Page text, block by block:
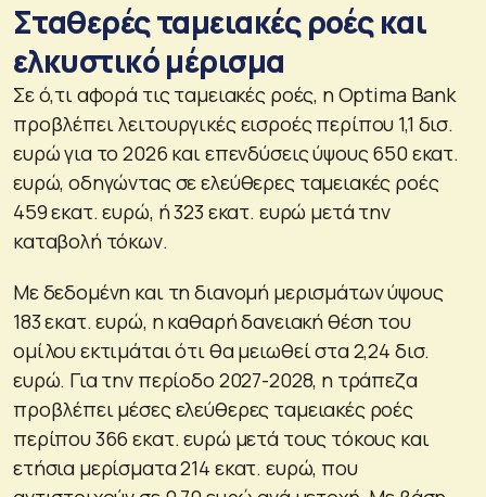
Σταθερές ταμειακές ροές και
ελκυστικό μέρισμα
Σε ό,τι αφορά τις ταμειακές ροές, η Optima Bank
προβλέπει λειτουργικές εισροές περίπου 1,1 δισ.
ευρώ για το 2026 και επενδύσεις ύψους 650 εκατ.
ευρώ, οδηγώντας σε ελεύθερες ταμειακές ροές
459 εκατ. ευρώ, ή 323 εκατ. ευρώ μετά την
καταβολή τόκων.
Με δεδομένη και τη διανομή μερισμάτων ύψους
183 εκατ. ευρώ, η καθαρή δανειακή θέση του
ομίλου εκτιμάται ότι θα μειωθεί στα 2,24 δισ.
ευρώ. Για την περίοδο 2027-2028, η τράπεζα
προβλέπει μέσες ελεύθερες ταμειακές ροές
περίπου 366 εκατ. ευρώ μετά τους τόκους και
ετήσια μερίσματα 214 εκατ. ευρώ, που